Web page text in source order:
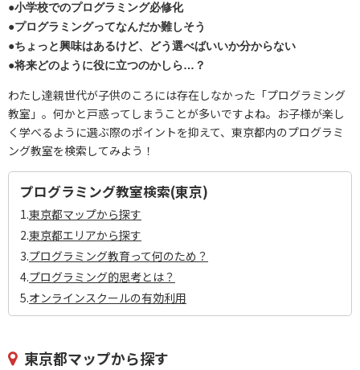
●小学校でのプログラミング必修化
●プログラミングってなんだか難しそう
●ちょっと興味はあるけど、どう選べばいいか分からない
●将来どのように役に立つのかしら…？
わたし達親世代が子供のころには存在しなかった「プログラミング
教室」。何かと戸惑ってしまうことが多いですよね。お子様が楽し
く学べるように選ぶ際のポイントを抑えて、東京都内のプログラミ
ング教室を検索してみよう！
プログラミング教室検索(東京)
1.東京都マップから探す
2.東京都エリアから探す
3.プログラミング教育って何のため？
4.プログラミング的思考とは？
5.オンラインスクールの有効利用
東京都マップから探す